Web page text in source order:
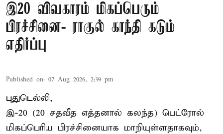
இ20 விவகாரம் மிகப்பெரும்
பிரச்சினை- ராகுல் காந்தி கடும்
எதிர்ப்பு
Published on: 07 Aug 2026, 2:39 pm
புதுடெல்லி,
இ-20 (20 சதவீத எத்தனால் கலந்த) பெட்ரோல்
மிகப்பெரிய பிரச்சினையாக மாறியுள்ளதாகவும்,